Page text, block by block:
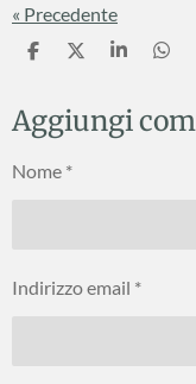
« Precedente
C
d
i
i
C
d
i
C
d
i
C
d
i
Aggiungi
Nome *
Indirizzo email *